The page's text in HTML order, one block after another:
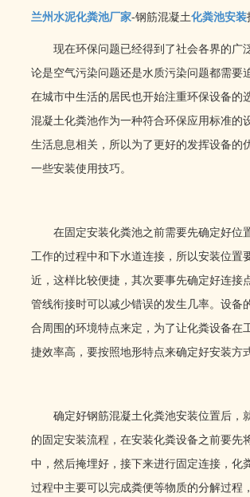
兰州水泥化粪池厂家-钢筋混凝土化粪池安装
现在环保问题已经得到了社会各界的广
论是空气污染问题还是水质污染问题都需要
在城市中生活的居民也开始注重环保设备的
混凝土化粪池作为一种符合环保应用标准的
生活息息相关，所以为了更好的发挥设备的
一些安装使用技巧。
在固定安装化粪池之前需要先确定好位
工作的过程中和下水道连接，所以安装位置
近，这样比较便捷，其次要事先确定好连接
管线衔接时可以减少错误的发生几率。设备
合周围的环境特点来定，为了让化粪设备在
捷效率高，要按照地形特点来确定好安装方
确定好钢筋混凝土化粪池安装位置后，
的固定安装流程，在安装化粪设备之前要先
中，然后掩埋好，接下来进行固定连接，化
过程中主要可以完成粪便等物质的分解过程